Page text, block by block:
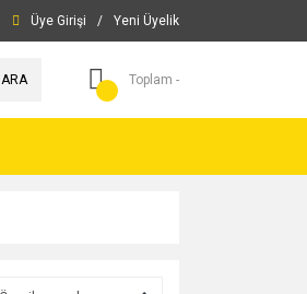
Üye Girişi / Yeni Üyelik
ARA Toplam -